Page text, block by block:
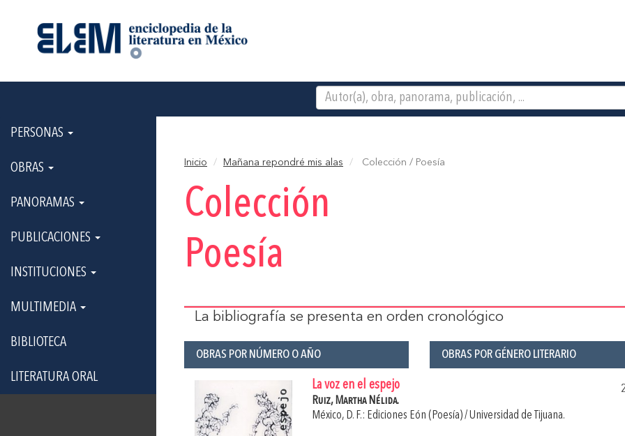
PERSONAS
OBRAS
PANORAMAS
PUBLICACIONES
INSTITUCIONES
MULTIMEDIA
BIBLIOTECA
LITERATURA ORAL
Inicio Mañana repondré mis alas Colección / Poesía
Colección
Poesía
La bibliografía se presenta en orden cronológico
OBRAS POR NÚMERO O AÑO OBRAS POR GÉNERO LITERARIO
La voz en el espejo
Ruiz, Martha Nélida.
México, D. F.: Ediciones Eón (Poesía) / Universidad de Tijuana.